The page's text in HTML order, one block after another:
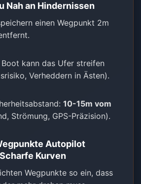
Nah an Hindernissen
einen Wegpunkt 2m
Boot kann das Ufer streifen
Verheddern in Ästen).
10-15m vom
Strömung, GPS-Präzision).
Autopilot
Kurven
Wegpunkte so ein, dass